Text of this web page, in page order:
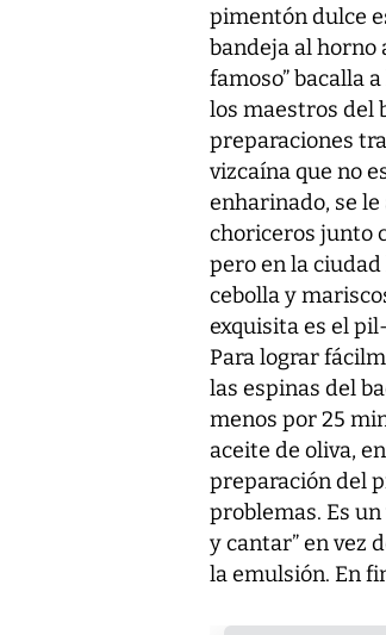
pimentón dulce
bandeja al horno
famoso” bacalla
los maestros del
preparaciones
vizcaína que no
enharinado, se
choriceros junto
pero en la
cebolla y
exquisita es el
Para lograr
las espinas del
menos por 25
aceite de oliva,
preparación del
problemas. Es
y cantar” en vez
la emulsión. En